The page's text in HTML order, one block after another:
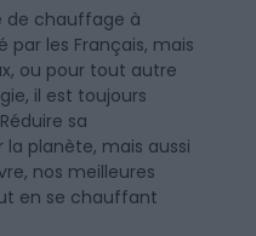
de chauffage à
par les Français, mais
ou pour tout autre
il est toujours
sa
planète, mais aussi
nos meilleures
en se chauffant